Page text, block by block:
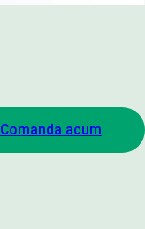
Comanda acum